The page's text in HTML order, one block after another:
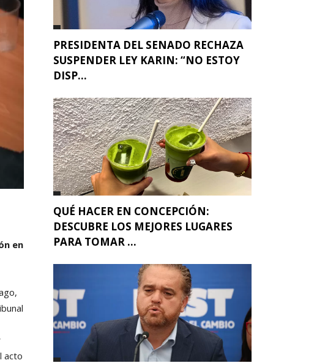
en
acto
PRESIDENTA DEL SENADO RECHAZA
SUSPENDER LEY KARIN: “NO ESTOY
DISP...
QUÉ HACER EN CONCEPCIÓN:
DESCUBRE LOS MEJORES LUGARES
PARA TOMAR ...